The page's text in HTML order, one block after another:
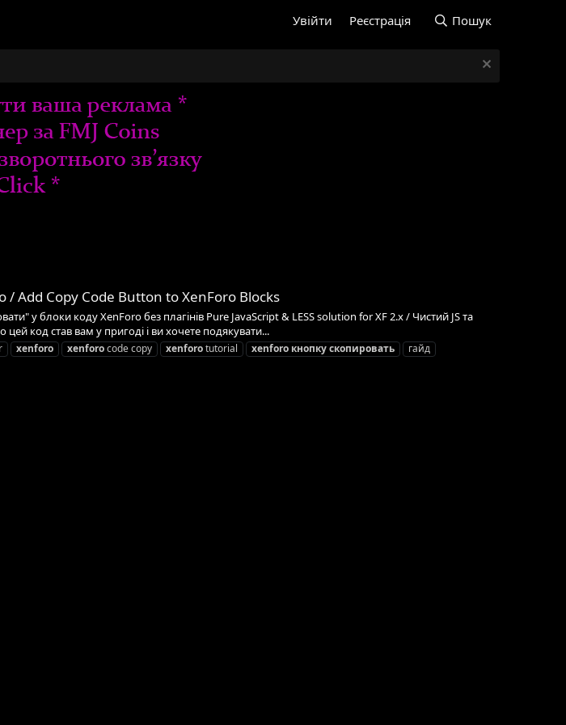
Увійти Реєстрація Пошук
Add Copy Code Button to XenForo Blocks
у блоки коду XenForo без плагінів Pure JavaScript & LESS solution for XF 2.x / Чистий JS та
код став вам у пригоді і ви хочете подякувати...
xenforo xenforocode copy xenforotutorial xenforo кнопкускопировать
гайд